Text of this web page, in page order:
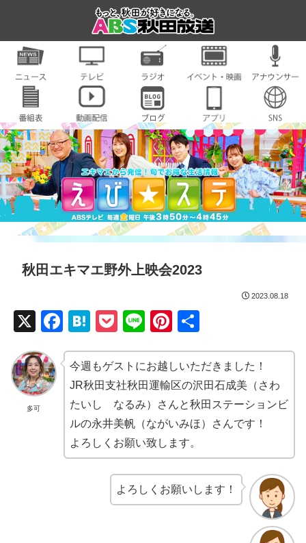
秋田エキマエ野外上映会2023
2023.08.18
X
F
c
e
b
o
o
H
e
n
a
P
ck
et
Li
e
Pi
er
e
st
多可
今週もゲストにお越しいただきました！
JR秋田支社秋田運輸区の沢田石成美（さわ
たいし なるみ）さんと秋田ステーションビ
ルの永井美帆（ながいみほ）さんです！
よろしくお願い致します。
よろしくお願いします！